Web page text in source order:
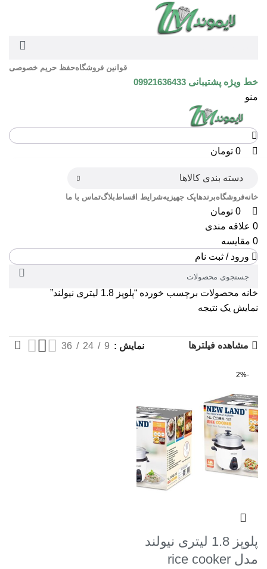
قوانین فروشگاهحفظ حریم خصوصی
خط ویژه پشتیبانی 09921636433
منو
0 تومان
دسته بندی کالاها
خانهفروشگاهبرندهاپک جهیزیهشرایط اقساطبلاگتماس با ما
0 تومان
0 علاقه مندی
0 مقایسه
ورود / ثبت نام
خانه محصولات برچسب خورده “پلوپز 1.8 لیتری نیولند”
نمایش یک نتیجه
مشاهده فیلترها نمایش 9
24
36
-2%
پلوپز 1.8 لیتری نیولند
مدل rice cooker